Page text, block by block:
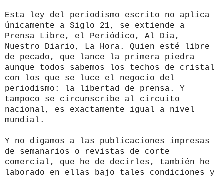
Esta ley del periodismo escrito no aplica
únicamente a Siglo 21, se extiende a
Prensa Libre, el Periódico, Al Día,
Nuestro Diario, La Hora. Quien esté libre
de pecado, que lance la primera piedra
aunque todos sabemos los techos de cristal
con los que se luce el negocio del
periodismo: la libertad de prensa. Y
tampoco se circunscribe al circuito
nacional, es exactamente igual a nivel
mundial.
Y no digamos a las publicaciones impresas
de semanarios o revistas de corte
comercial, que he de decirles, también he
laborado en ellas bajo tales condiciones y